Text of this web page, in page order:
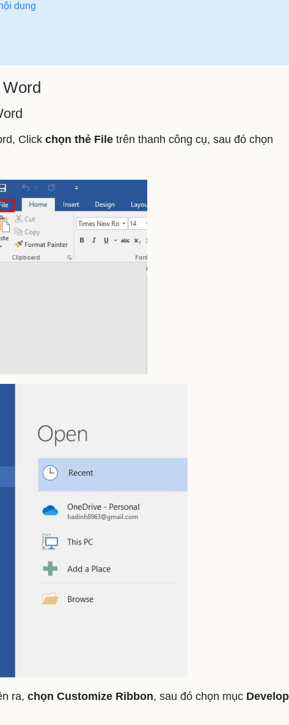
dung
Click chọn thẻ File trên thanh công cụ, sau đó chọn
ra, chọn Customize Ribbon, sau đó chọn mục